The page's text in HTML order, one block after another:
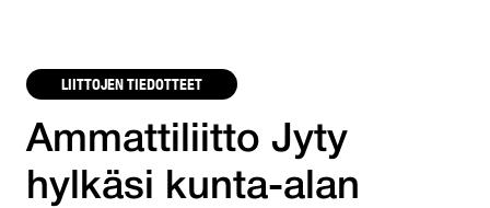
LIITTOJEN TIEDOTTEET
Ammattiliitto Jyty
hylkäsi kunta-alan